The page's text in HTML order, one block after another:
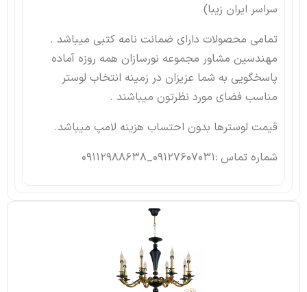
سراسر ایران زیبا)
تمامی محصولات دارای ضمانت نامه کتبی میباشد .
مهندسین مشاور مجموعه نورسازان همه روزه آماده
پاسخگویی به شما عزیزان در زمینه انتخاب لوستر
مناسب فضای مورد نظرتون میباشند .
قیمت لوسترها بدون احتساب هزینه لامپ میباشد.
شماره تماس :09127607031_09112988638